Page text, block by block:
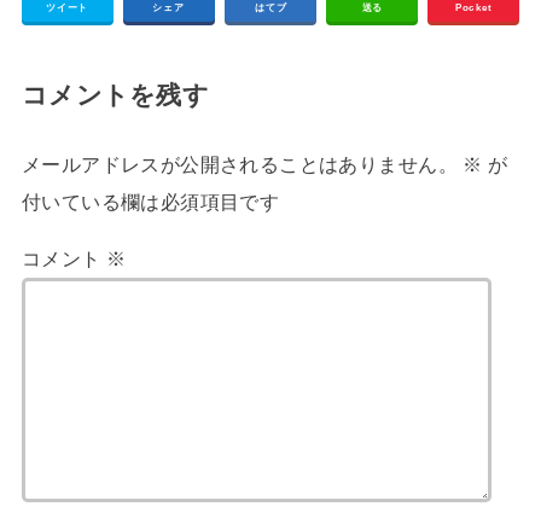
ツイート シェア はてブ 送る Pocket
コメントを残す
メールアドレスが公開されることはありません。 ※ が
付いている欄は必須項目です
コメント ※